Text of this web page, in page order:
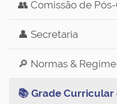
👥 Comissão de
👤 Secretaria
🔎 Normas &
📚 Grade Curricular